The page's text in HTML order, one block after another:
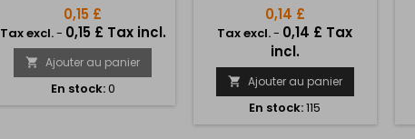
0,15 £
Tax excl.- 0,15 £ Tax incl.
 Ajouter au panier
En stock:0
0,14 £
Tax excl.- 0,14 £ Tax
incl.
 Ajouter au panier
En stock:115